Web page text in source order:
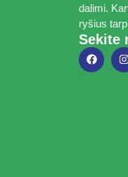
dalimi.
ryšius
Sekite